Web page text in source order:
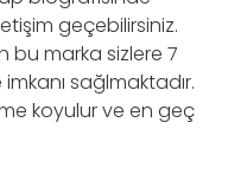
geçebilirsiniz.
bu marka sizlere 7
sağlmaktadır.
koyulur ve en geç